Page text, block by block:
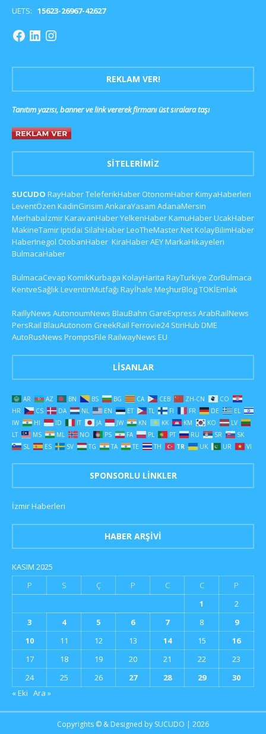
UETS: 15623-26967-42627
REKLAM VER!
Tanıtım yazısı, banner ve link vererek firmanı üst sıralara taşı
SITELERIMIZ
SUCUDO RayHaberTeleferikHaber OtonomHaberKimyaHaberleri
LeventÖzen KadinGirisim AnkaraYasam AdanaMersin
MerhabaİzmirKaravanHaberYelkenHaberKamuHaberUcakHaber
MakineTamirIptidai SilahHaberLeoTheMaster.NetKolayBilimHaber
HaberInegol OtobanHaber KiraHaberAEYMarkaHikayeleri
BulmacaHaber
BulmacaCevap KomikKurbaga KolayHarita RayTurkiye ZorBulmaca
KentveSağlıkLeventinMutfağı Rayİhale MeşhurBlogTOKİEmlak
RaillyNews AutonoumNews BlauBahn GareExpress ArabRailNews
PersRail BlauAutonom GreekRail Ferrovie24 StiriHub DME
AutoRusNews PromptsFile RailwayNews EU
LISANLAR
AR AZ BN BS BG CA CEB ZH-CN
CO
HR
CS DA NL EN ET TL FI FR DE
EL
IW
HI ID IT JA JW KN KK KM KO
LV
LT
MS ML NO PS FA PL PT RU SR
SK
SL
ES SV TG TA TE TH TR UK UR VI
SPONSORLU LINKLER
İzmir Haberleri
HABER ARŞIVI
KASIM 2025
P
S Ç P C C
P
1
2
3
4 5 6 7 8
9
10
11 12 13 14 15
16
17
18 19 20 21 22
23
24
25 26 27 28 29
30
« Eki Ara »
Copyrights © & Designed by SUCUDO | 2026